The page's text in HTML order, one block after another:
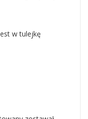
w tulejkę